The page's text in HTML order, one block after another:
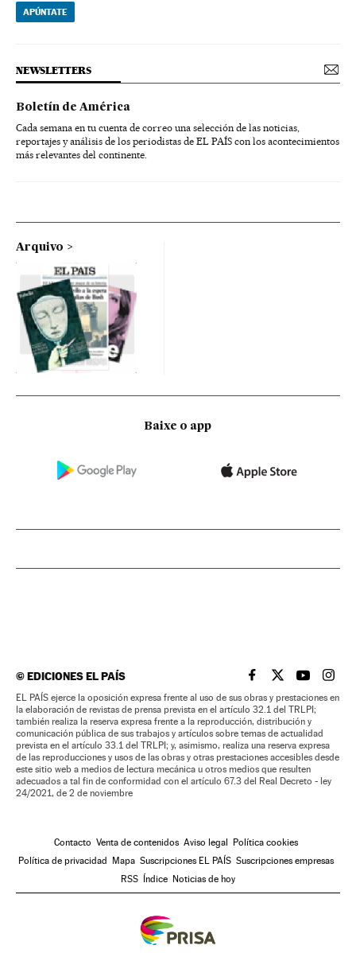
APÚNTATE
NEWSLETTERS
Boletín de América
Cada semana en tu cuenta de correo una selección de las noticias,
reportajes y análisis de los periodistas de EL PAÍS con los acontecimientos
más relevantes del continente.
Arquivo
Baixe o app
©EDICIONES EL PAÍS EL PAÍS BRASIL EN
EL PAÍSEL PAÍS
EL
EL PAÍS ejerce la oposición expresa frente al uso de sus obras y prestaciones en
la elaboración de revistas de prensa prevista en el artículo 32.1 del TRLPI;
también realiza la reserva expresa frente a la reproducción, distribución y
comunicación pública de sus trabajos y artículos sobre temas de actualidad
prevista en el artículo 33.1 del TRLPI; y, asimismo, realiza una reserva expresa
de las reproducciones y usos de las obras y otras prestaciones accesibles desde
este sitio web a medios de lectura mecánica u otros medios que resulten
adecuados a tal fin de conformidad con el artículo 67.3 del Real Decreto - ley
24/2021, de 2 de noviembre
Contacto Venta de contenidos Aviso legal Política cookies
Política de privacidad Mapa Suscripciones EL PAÍS Suscripciones empresas
RSS Índice Noticias de hoy